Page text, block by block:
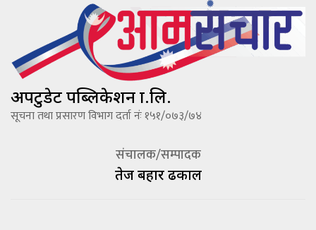
अपटुडेट पब्लिकेशन प्रा.लि.
सूचना तथा प्रसारण विभाग दर्ता नंः १५१/०७३/७४
संचालक/सम्पादक
तेज बहादूर ढकाल